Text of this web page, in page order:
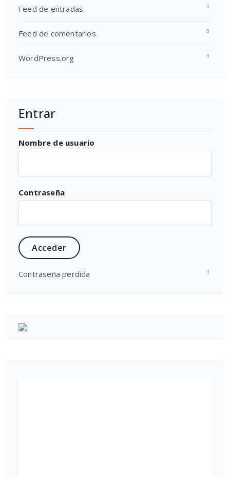
Feed de entradas
Feed de comentarios
WordPress.org
Entrar
Nombre de usuario
Contraseña
Contraseña perdida